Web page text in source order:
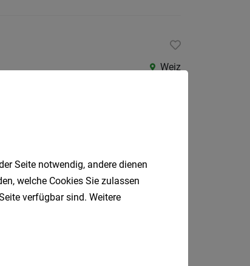
Weiz
Seite notwendig, andere dienen
welche Cookies Sie zulassen
verfügbar sind. Weitere